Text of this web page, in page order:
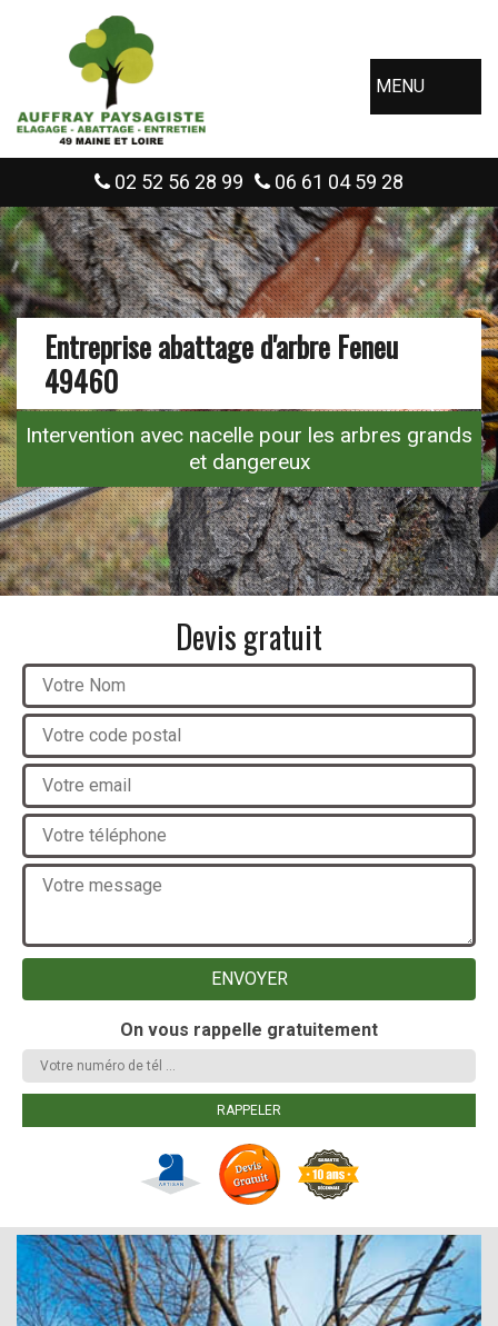
MENU
02 52 56 28 99 06 61 04 59 28
Entreprise abattage d'arbre Feneu
49460
Intervention avec nacelle pour les arbres grands
et dangereux
Devis gratuit
On vous rappelle gratuitement